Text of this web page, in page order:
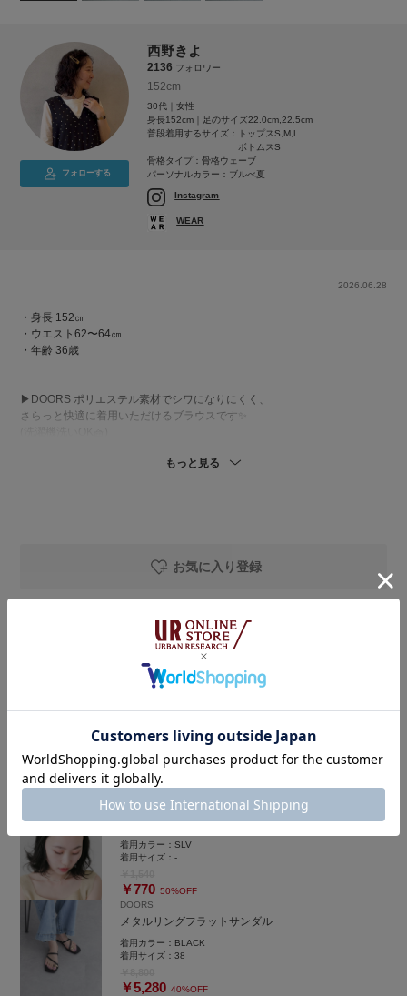
フォローする
西野きよ
2136 フォロワー
152cm
30代｜女性
身長152cm｜足のサイズ22.0cm,22.5cm
普段着用するサイズ：
トップスS,M,L
ボトムスS
骨格タイプ：骨格ウェーブ
パーソナルカラー：ブルべ夏
Instagram
WEAR
2026.06.28
・身長 152㎝
・ウエスト62〜64㎝
・年齢 36歳
▶︎DOORS ポリエステル素材でシワになりにくく、
さらっと快適に着用いただけるブラウスです✨
私の体型でヒップがちょうど隠れる着丈。
もっと見る
お気に入り登録
着用アイテム
BLACK
着用サイズ： Free
￥8,800
￥6,160
SMELLY
2セットメタルヘアピン
着用カラー：SLV
着用サイズ：-
￥770 50%OFF
DOORS
メタルリングフラットサンダル
着用カラー： BLACK
着用サイズ：38
￥5,280 40%OFF